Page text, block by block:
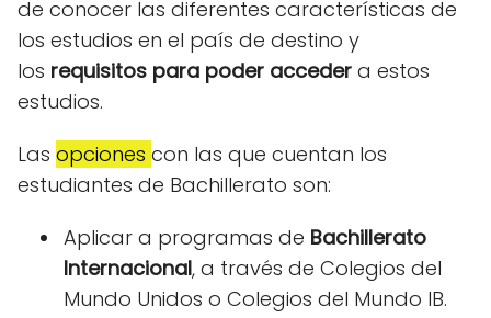
de conocer las diferentes características de
los estudios en el país de destino y
los requisitos para poder acceder a estos
estudios.
Las opciones con las que cuentan los
estudiantes de Bachillerato son:
Aplicar a programas de Bachillerato
Internacional, a través de Colegios del
Mundo Unidos o Colegios del Mundo IB.